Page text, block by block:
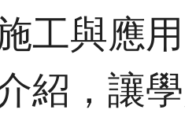
工與應
紹，讓